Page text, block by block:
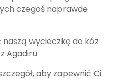
czegoś naprawdę
wycieczkę do kóz
Agadiru
aby zapewnić Ci